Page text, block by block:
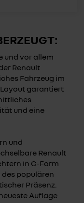
und vor allem
Renault
Fahrzeug im
garantiert
und eine
und
Renault
in C-Form
populären
Präsenz.
Auflage